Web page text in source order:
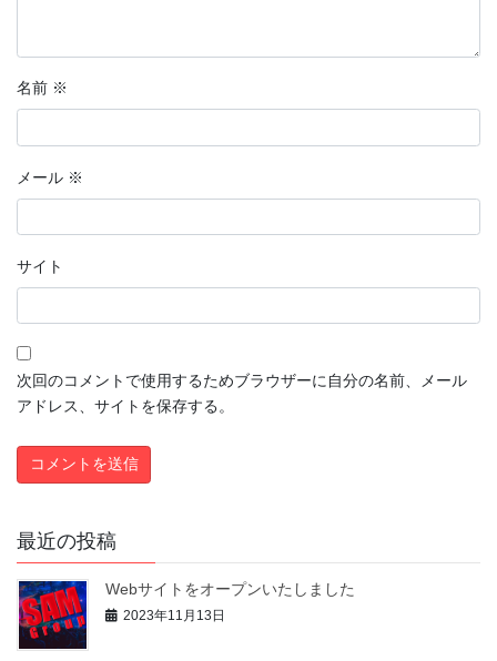
名前 ※
メール ※
サイト
次回のコメントで使用するためブラウザーに自分の名前、メール
アドレス、サイトを保存する。
最近の投稿
Webサイトをオープンいたしました
2023年11月13日